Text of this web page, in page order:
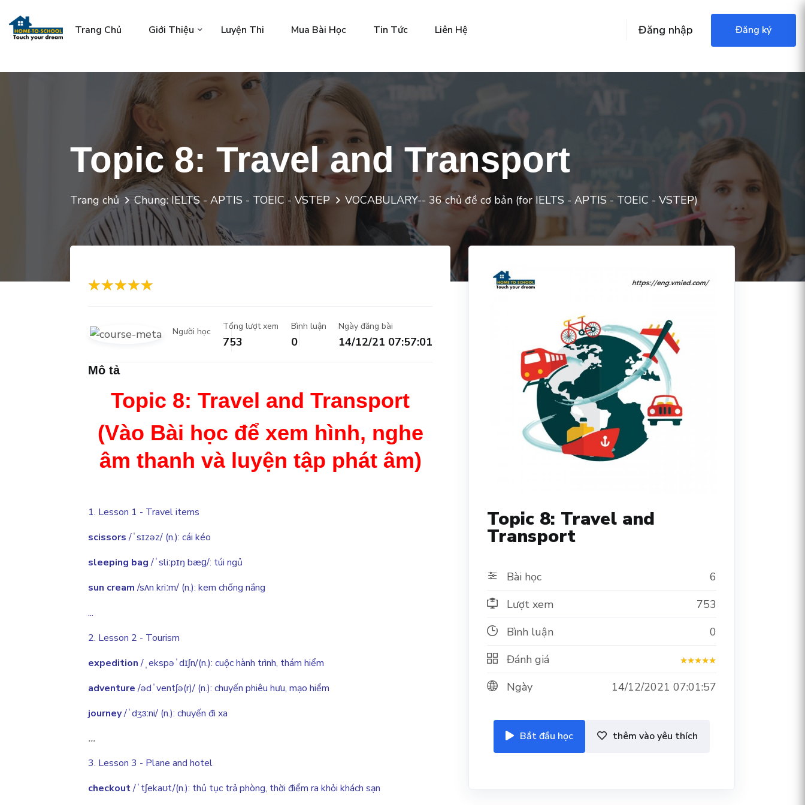
Trang Chủ Giới Thiệu Luyện Thi Mua Bài Học Tin Tức Liên Hệ Đăng nhập Đăng ký
Topic 8: Travel and Transport
Trang chủ Chung: IELTS - APTIS - TOEIC - VSTEP VOCABULARY-- 36 chủ đề cơ bản (for IELTS - APTIS - TOEIC - VSTEP)
Người học Tổng lượt xem
753
Bình luận
0
Ngày đăng bài
14/12/21 07:57:01
Mô tả
Topic 8: Travel and Transport
(Vào Bài học để xem hình, nghe
âm thanh và luyện tập phát âm)
1. Lesson 1 - Travel items
scissors/ˈsɪzəz/ (n.): cái kéo
sleeping bag/ˈsliːpɪŋ bæɡ/: túi ngủ
sun cream/sʌn kriːm/ (n.): kem chống nắng
...
2. Lesson 2 - Tourism
expedition/ˌekspəˈdɪʃn/(n.): cuộc hành trình, thám hiểm
adventure/ədˈventʃə(r)/ (n.): chuyến phiêu hưu, mạo hiểm
journey/ˈdʒɜːni/ (n.): chuyến đi xa
...
3. Lesson 3 - Plane and hotel
checkout/ˈtʃekaʊt/(n.): thủ tục trả phòng, thời điểm ra khỏi khách sạn
Topic 8: Travel and
Transport
Bài học
6
Lượt xem
753
Bình luận
0
Đánh giá
Ngày
14/12/2021 07:01:57
Bắt đầu học thêm vào yêu thích